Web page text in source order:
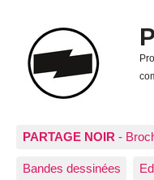
PARTAGE NOIR -
Bandes dessinées